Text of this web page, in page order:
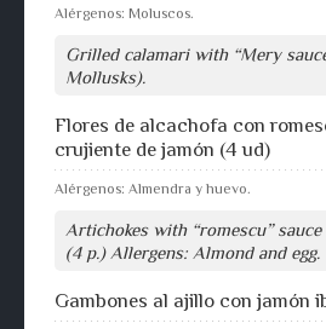
Alérgenos: Moluscos.
Grilled calamari with “Mery
Mollusks).
Flores de alcachofa con
crujiente de jamón (4 ud)
Alérgenos: Almendra y huevo.
Artichokes with “romescu”
(4 p.) Allergens: Almond and egg.
Gambones al ajillo con jamón